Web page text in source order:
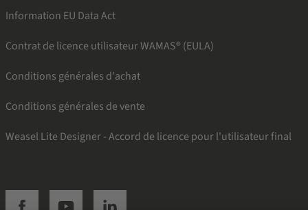
Information EU Data Act
Contrat de licence utilisateur WAMAS® (EULA)
Conditions générales d'achat
Conditions générales de vente
Weasel Lite Designer - Accord de licence pour l'utilisateur final